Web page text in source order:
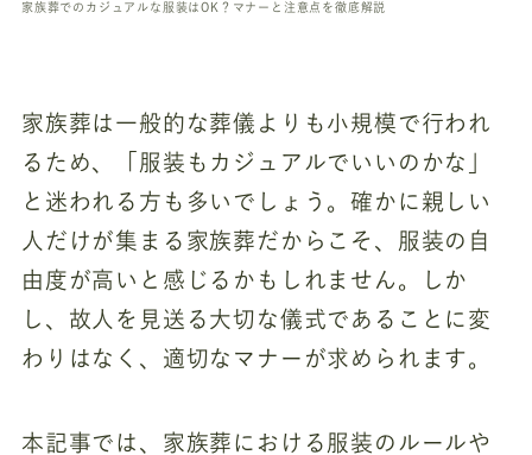
家族葬でのカジュアルな服装はOK？マナーと注意点を徹底解説
家族葬は一般的な葬儀よりも小規模で行われ
るため、「服装もカジュアルでいいのかな」
と迷われる方も多いでしょう。確かに親しい
人だけが集まる家族葬だからこそ、服装の自
由度が高いと感じるかもしれません。しか
し、故人を見送る大切な儀式であることに変
わりはなく、適切なマナーが求められます。
本記事では、家族葬における服装のルールや